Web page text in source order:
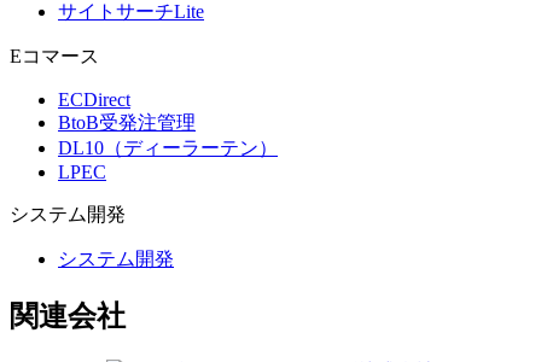
サイトサーチLite
Eコマース
ECDirect
BtoB受発注管理
DL10（ディーラーテン）
LPEC
システム開発
システム開発
関連会社